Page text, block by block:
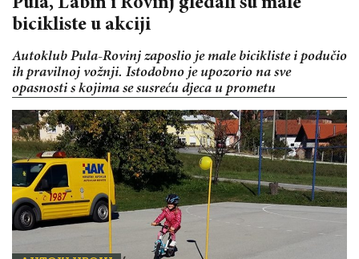
bicikliste u akciji
Autoklub Pula-Rovinj zaposlio je male bicikliste i podučio
ih pravilnoj vožnji. Istodobno je upozorio na sve
opasnosti s kojima se susreću djeca u prometu